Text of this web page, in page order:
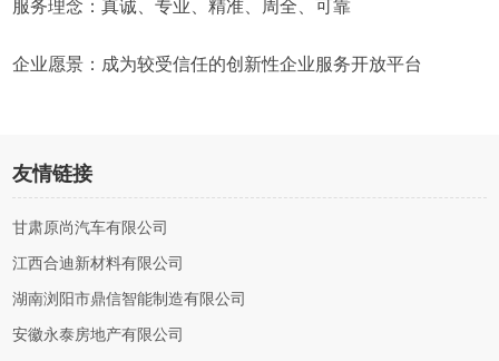
服务理念：真诚、专业、精准、周全、可靠
企业愿景：成为较受信任的创新性企业服务开放平台
友情链接
甘肃原尚汽车有限公司
江西合迪新材料有限公司
湖南浏阳市鼎信智能制造有限公司
安徽永泰房地产有限公司